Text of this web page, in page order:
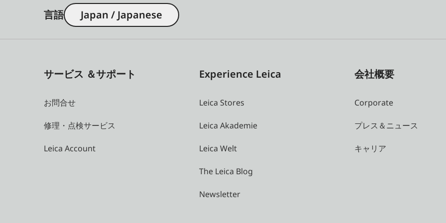
言語 Japan / Japanese
サービス ＆サポート
お問合せ
修理・点検サービス
Leica Account
Experience Leica
Leica Stores
Leica Akademie
Leica Welt
The Leica Blog
Newsletter
会社概要
Corporate
プレス＆ニュース
キャリア